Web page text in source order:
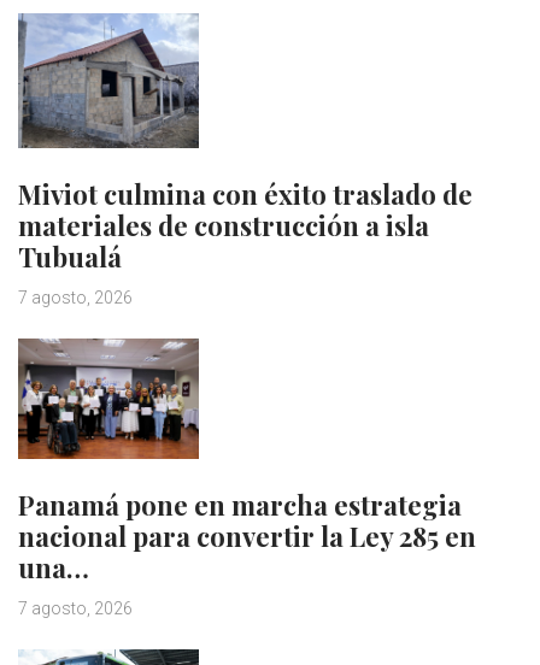
Miviot culmina con éxito traslado de
materiales de construcción a isla
Tubualá
7 agosto, 2026
Panamá pone en marcha estrategia
nacional para convertir la Ley 285 en
una…
7 agosto, 2026